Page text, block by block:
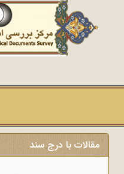
مقالات با درج سند